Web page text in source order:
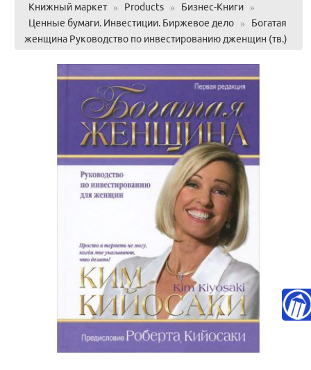
Книжный маркет » Products » Бизнес-Книги
»
Ценные бумаги. Инвестиции. Биржевое дело
»
Богатая
женщина Руководство по инвестированию дженщин (тв.)